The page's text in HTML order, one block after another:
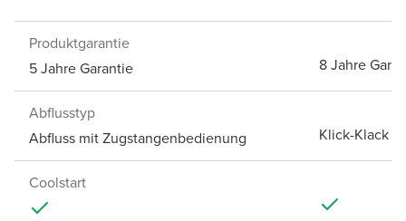
Produktgarantie
5 Jahre Garantie
8 Jahre
Abflusstyp
Abfluss mit Zugstangenbedienung
Klick-Klack
Coolstart